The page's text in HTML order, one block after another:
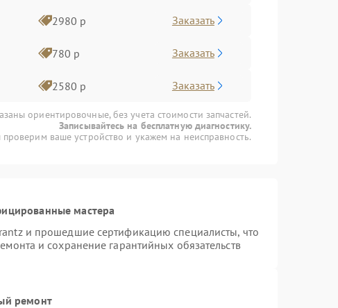
2980 р Заказать
780 р Заказать
2580 р Заказать
ориентировочные, без учета стоимости запчастей.
Записывайтесь на бесплатную диагностику.
ваше устройство и укажем на неисправность.
мастера
и прошедшие сертификацию специалисты, что
и сохранение гарантийных обязательств
ремонт